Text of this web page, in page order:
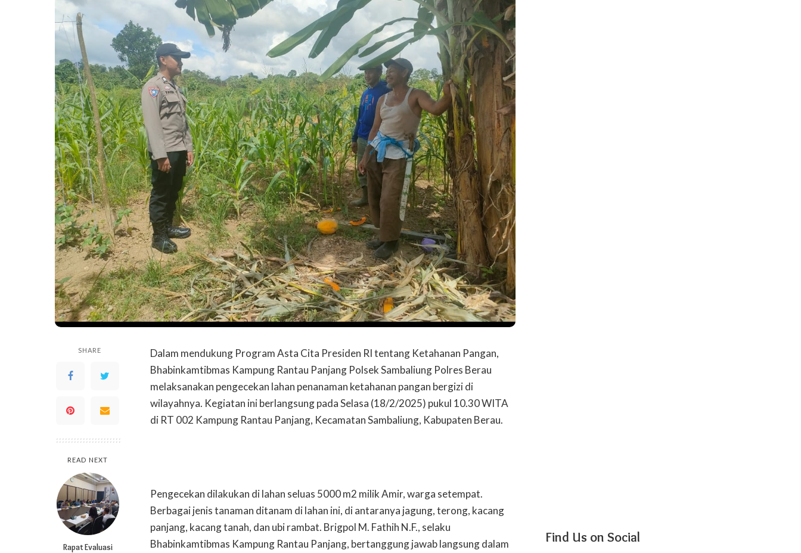
SHARE
READ NEXT
Rapat Evaluasi
Dalam mendukung Program Asta Cita Presiden RI tentang Ketahanan Pangan,
Bhabinkamtibmas Kampung Rantau Panjang Polsek Sambaliung Polres Berau
melaksanakan pengecekan lahan penanaman ketahanan pangan bergizi di
wilayahnya. Kegiatan ini berlangsung pada Selasa (18/2/2025) pukul 10.30 WITA
di RT 002 Kampung Rantau Panjang, Kecamatan Sambaliung, Kabupaten Berau.
Pengecekan dilakukan di lahan seluas 5000 m2 milik Amir, warga setempat.
Berbagai jenis tanaman ditanam di lahan ini, di antaranya jagung, terong, kacang
panjang, kacang tanah, dan ubi rambat. Brigpol M. Fathih N.F., selaku
Bhabinkamtibmas Kampung Rantau Panjang, bertanggung jawab langsung dalam
Find Us on Social